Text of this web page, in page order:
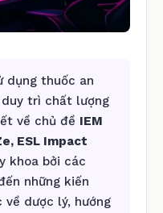
dụng thuốc an
trì chất lượng
về chủ đề IEM
ESL Impact
khoa bởi các
những kiến
về dược lý, hướng